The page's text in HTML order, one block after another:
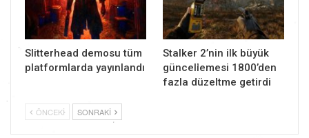
Slitterhead demosu tüm
platformlarda yayınlandı
Stalker 2’nin ilk büyük
güncellemesi 1800’den
fazla düzeltme getirdi
ÖNCEKI SONRAKI